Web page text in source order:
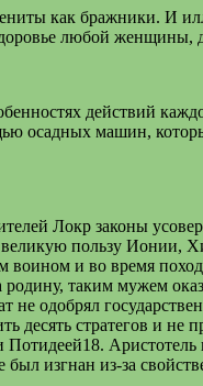
как бражники. И
любой женщины,
действий
осадных машин,
Локр законы
пользу
и во время
таким мужем
стратегов и не
Аристотель
изгнан из-за